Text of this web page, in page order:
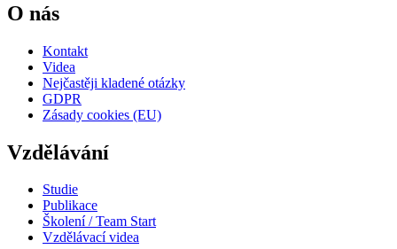
O nás
Kontakt
Videa
Nejčastěji kladené otázky
GDPR
Zásady cookies (EU)
Vzdělávání
Studie
Publikace
Školení / Team Start
Vzdělávací videa